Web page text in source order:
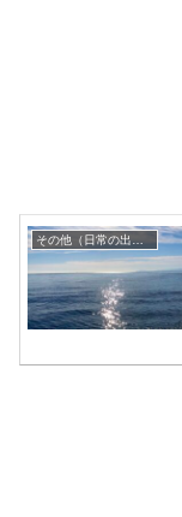
その他（日常の出来事）